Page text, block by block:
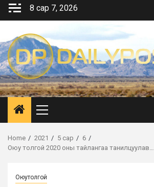
Skip
8 сар 7, 2026
Primary
Menu
Home 2021 5 сар
6
Оюу толгой 2020 оны тайлангаа танилцуулав…
Оюутолгой